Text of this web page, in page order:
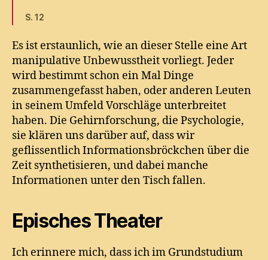
S. 12
Es ist erstaunlich, wie an dieser Stelle eine Art
manipulative Unbewusstheit vorliegt. Jeder
wird bestimmt schon ein Mal Dinge
zusammengefasst haben, oder anderen Leuten
in seinem Umfeld Vorschläge unterbreitet
haben. Die Gehirnforschung, die Psychologie,
sie klären uns darüber auf, dass wir
geflissentlich Informationsbröckchen über die
Zeit synthetisieren, und dabei manche
Informationen unter den Tisch fallen.
Episches Theater
Ich erinnere mich, dass ich im Grundstudium